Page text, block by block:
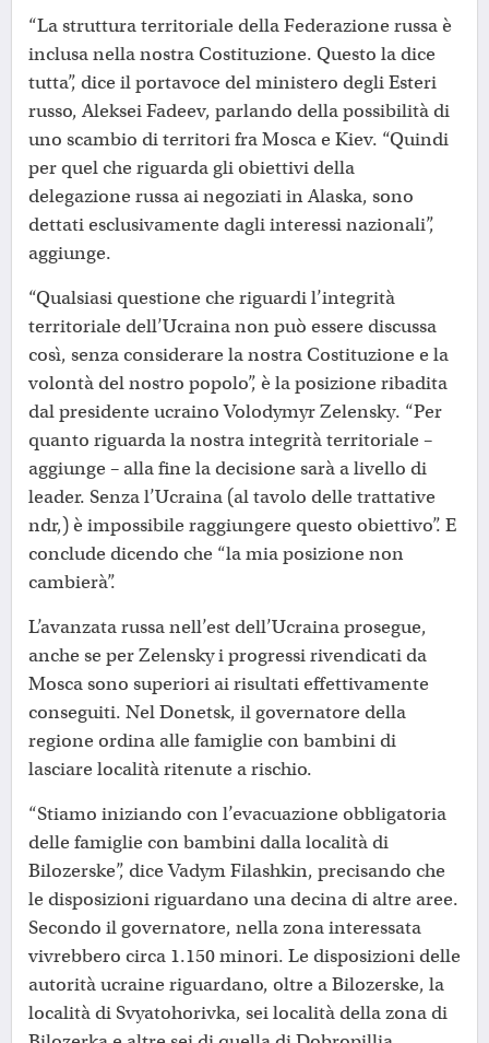
“La struttura territoriale della Federazione russa è
inclusa nella nostra Costituzione. Questo la dice
tutta”, dice il portavoce del ministero degli Esteri
russo, Aleksei Fadeev, parlando della possibilità di
uno scambio di territori fra Mosca e Kiev. “Quindi
per quel che riguarda gli obiettivi della
delegazione russa ai negoziati in Alaska, sono
dettati esclusivamente dagli interessi nazionali”,
aggiunge.
“Qualsiasi questione che riguardi l’integrità
territoriale dell’Ucraina non può essere discussa
così, senza considerare la nostra Costituzione e la
volontà del nostro popolo”, è la posizione ribadita
dal presidente ucraino Volodymyr Zelensky. “Per
quanto riguarda la nostra integrità territoriale –
aggiunge – alla fine la decisione sarà a livello di
leader. Senza l’Ucraina (al tavolo delle trattative
ndr,) è impossibile raggiungere questo obiettivo”. E
conclude dicendo che “la mia posizione non
cambierà”.
L’avanzata russa nell’est dell’Ucraina prosegue,
anche se per Zelensky i progressi rivendicati da
Mosca sono superiori ai risultati effettivamente
conseguiti. Nel Donetsk, il governatore della
regione ordina alle famiglie con bambini di
lasciare località ritenute a rischio.
“Stiamo iniziando con l’evacuazione obbligatoria
delle famiglie con bambini dalla località di
Bilozerske”, dice Vadym Filashkin, precisando che
le disposizioni riguardano una decina di altre aree.
Secondo il governatore, nella zona interessata
vivrebbero circa 1.150 minori. Le disposizioni delle
autorità ucraine riguardano, oltre a Bilozerske, la
località di Svyatohorivka, sei località della zona di